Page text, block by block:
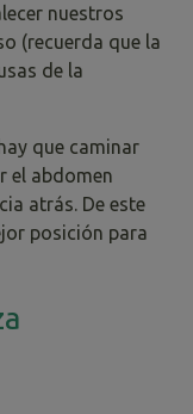
nuestros
(recuerda que la
de la
que caminar
el abdomen
atrás. De este
posición para